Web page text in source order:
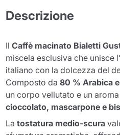
Descrizione
IlCaffè macinato Bialetti
miscela esclusiva che unisce
italiano con la dolcezza del
Composto da80 % Arabica
un corpo vellutato e un
cioccolato, mascarpone e
Latostatura medio-scura